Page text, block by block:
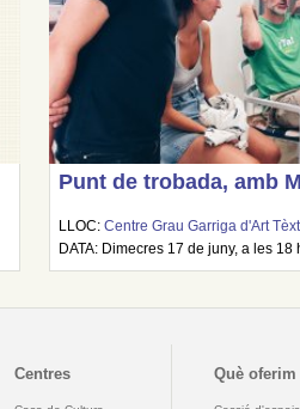
Punt de trobada, amb
LLOC:Centre Grau Garriga d'Art
DATA: Dimecres 17 de juny, a les 18
Centres Què oferim